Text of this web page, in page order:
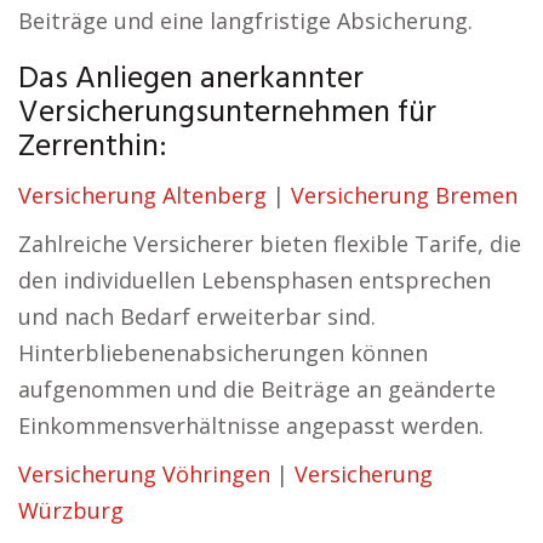
Beiträge und eine langfristige Absicherung.
Das Anliegen anerkannter
Versicherungsunternehmen für
Zerrenthin:
Versicherung Altenberg | Versicherung Bremen
Zahlreiche Versicherer bieten flexible Tarife, die
den individuellen Lebensphasen entsprechen
und nach Bedarf erweiterbar sind.
Hinterbliebenenabsicherungen können
aufgenommen und die Beiträge an geänderte
Einkommensverhältnisse angepasst werden.
Versicherung Vöhringen | Versicherung
Würzburg